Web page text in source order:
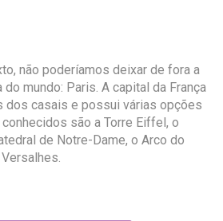
não poderíamos deixar de fora a
mundo: Paris. A capital da França
dos casais e possui várias opções
são a Torre Eiffel, o
de Notre-Dame, o Arco do